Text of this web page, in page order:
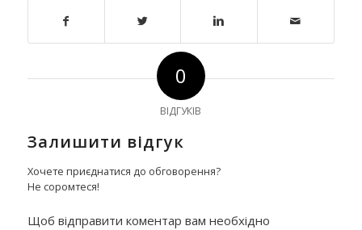
0
ВІДГУКІВ
Залишити відгук
Хочете приєднатися до обговорення?
Не соромтеся!
Щоб відправити коментар вам необхідно